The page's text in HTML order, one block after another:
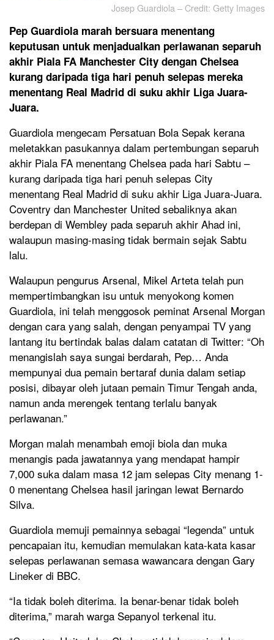
Josep Guardiola – Credit: Getty Images
Pep Guardiola marah bersuara menentang
keputusan untuk menjadualkan perlawanan separuh
akhir Piala FA Manchester City dengan Chelsea
kurang daripada tiga hari penuh selepas mereka
menentang Real Madrid di suku akhir Liga Juara-
Juara.
Guardiola mengecam Persatuan Bola Sepak kerana
meletakkan pasukannya dalam pertembungan separuh
akhir Piala FA menentang Chelsea pada hari Sabtu –
kurang daripada tiga hari penuh selepas City
menentang Real Madrid di suku akhir Liga Juara-Juara.
Coventry dan Manchester United sebaliknya akan
berdepan di Wembley pada separuh akhir Ahad ini,
walaupun masing-masing tidak bermain sejak Sabtu
lalu.
Walaupun pengurus Arsenal, Mikel Arteta telah pun
mempertimbangkan isu untuk menyokong komen
Guardiola, ini telah menggosok peminat Arsenal Morgan
dengan cara yang salah, dengan penyampai TV yang
lantang itu bertindak balas dalam catatan di Twitter: “Oh
menangislah saya sungai berdarah, Pep… Anda
mempunyai dua pemain bertaraf dunia dalam setiap
posisi, dibayar oleh jutaan pemain Timur Tengah anda,
namun anda merengek tentang terlalu banyak
perlawanan.”
Morgan malah menambah emoji biola dan muka
menangis pada jawatannya yang mendapat hampir
7,000 suka dalam masa 12 jam selepas City menang 1-
0 menentang Chelsea hasil jaringan lewat Bernardo
Silva.
Guardiola memuji pemainnya sebagai “legenda” untuk
pencapaian itu, kemudian memulakan kata-kata kasar
selepas perlawanan semasa wawancara dengan Gary
Lineker di BBC.
“Ia tidak boleh diterima. Ia benar-benar tidak boleh
diterima,” marah warga Sepanyol terkenal itu.